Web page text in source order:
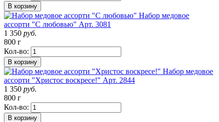
В корзину
Набор медовое
ассорти "С любовью" Арт. 3081
1 350 руб.
800 г
Кол-во:
В корзину
Набор медовое
ассорти "Христос воскресе!" Арт. 2844
1 350 руб.
800 г
Кол-во:
В корзину